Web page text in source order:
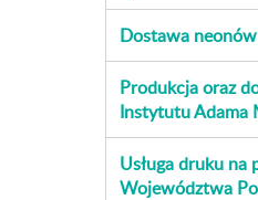
Dostawa
Produkcja oraz
Instytutu Adama
Usługa druku na
Województwa